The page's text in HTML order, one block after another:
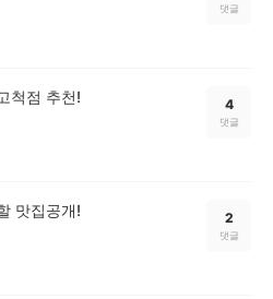
댓글
척점 추천! 4
댓글
맛집공개! 2
댓글